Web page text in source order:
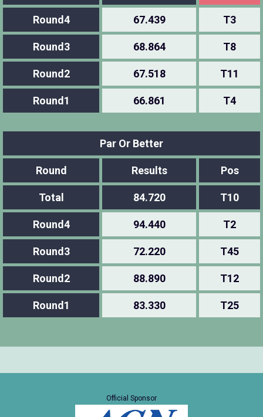
Round4 67.439 T3
Round3 68.864 T8
Round2 67.518 T11
Round1 66.861 T4
Par Or Better
Round Results Pos
Total 84.720 T10
Round4 94.440 T2
Round3 72.220 T45
Round2 88.890 T12
Round1 83.330 T25
Official Sponsor